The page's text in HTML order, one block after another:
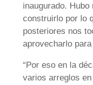
inaugurado.
construirlo por lo
posteriores nos
aprovecharlo
“Por eso en la
varios arreglos